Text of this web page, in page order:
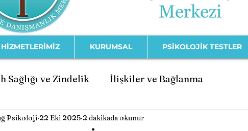
HİZMETLERİMİZ KURUMSAL PSİKOLOJİK TESTLER
Sağlığı ve Zindelik İlişkiler ve Bağlanma
Gelişimi Psikolojik Bozukluklar
Psikoloji 22 Eki 2025 2 dakikada okunur